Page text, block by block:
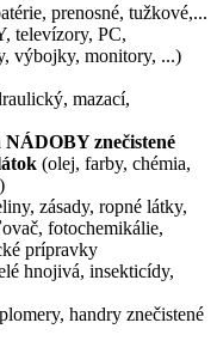
prenosné, tužkové,...
televízory, PC,
výbojky, monitory, ...)
mazací,
znečistené
(olej, farby, chémia,
zásady, ropné látky,
fotochemikálie,
prípravky
hnojivá, insekticídy,
handry znečistené